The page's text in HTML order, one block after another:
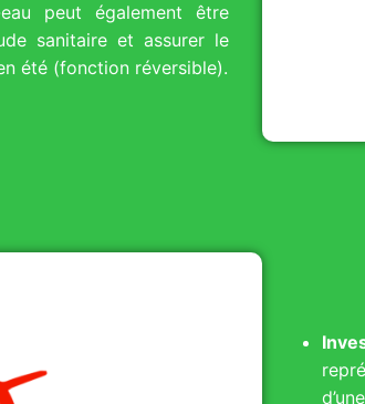
peut également être
sanitaire et assurer le
été (fonction réversible).